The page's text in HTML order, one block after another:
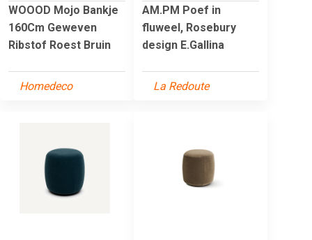
WOOOD Mojo Bankje
160Cm Geweven
Ribstof Roest Bruin
Homedeco
AM.PM Poef in
fluweel, Rosebury
design E.Gallina
La Redoute